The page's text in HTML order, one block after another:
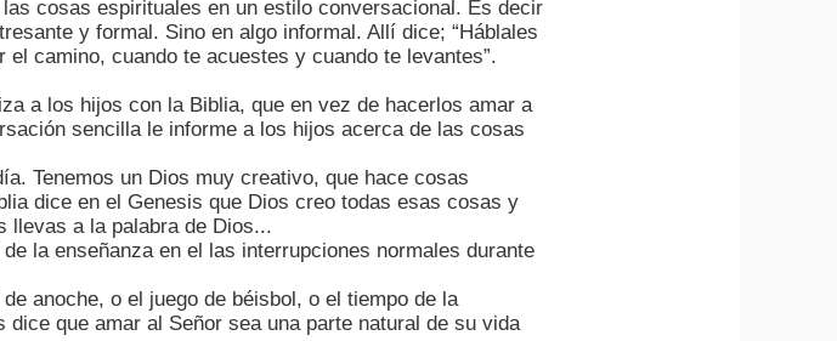
cosas espirituales en un estilo conversacional. Es decir
y formal. Sino en algo informal. Allí dice; “Háblales
camino, cuando te acuestes y cuando te levantes”.
a los hijos con la Biblia, que en vez de hacerlos amar a
sencilla le informe a los hijos acerca de las cosas
Tenemos un Dios muy creativo, que hace cosas
dice en el Genesis que Dios creo todas esas cosas y
llevas a la palabra de Dios...
la enseñanza en el las interrupciones normales durante
anoche, o el juego de béisbol, o el tiempo de la
que amar al Señor sea una parte natural de su vida